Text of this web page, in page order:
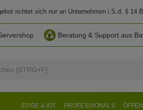
richtet sich nur an Unternehmen i.S.d. §
Beratung & Support aus
PROFESSIONALS
EDGE & IOT